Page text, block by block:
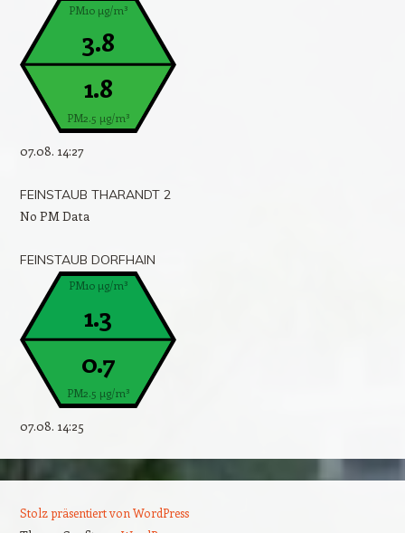
PM10 µg/m³
PM2.5 µg/m³
3.8
1.8
07.08. 14:27
FEINSTAUB THARANDT 2
No PM Data
FEINSTAUB DORFHAIN
PM10 µg/m³
PM2.5 µg/m³
1.3
0.7
07.08. 14:25
Stolz präsentiert von WordPress